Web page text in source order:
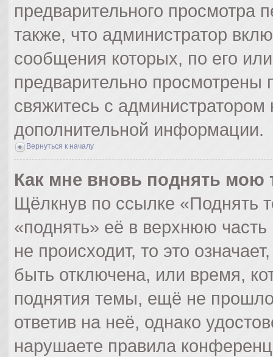
предварительного просмотра
также, что администратор
сообщения которых, по его
предварительно просмотрены
свяжитесь с
дополнительной информации.
Вернуться к началу
Как мне вновь поднять мою
Щёлкнув по ссылке «Поднять
«поднять» её в верхнюю
не происходит, то это
быть отключена, или время,
поднятия темы, ещё не
ответив на неё, однако
нарушаете правила